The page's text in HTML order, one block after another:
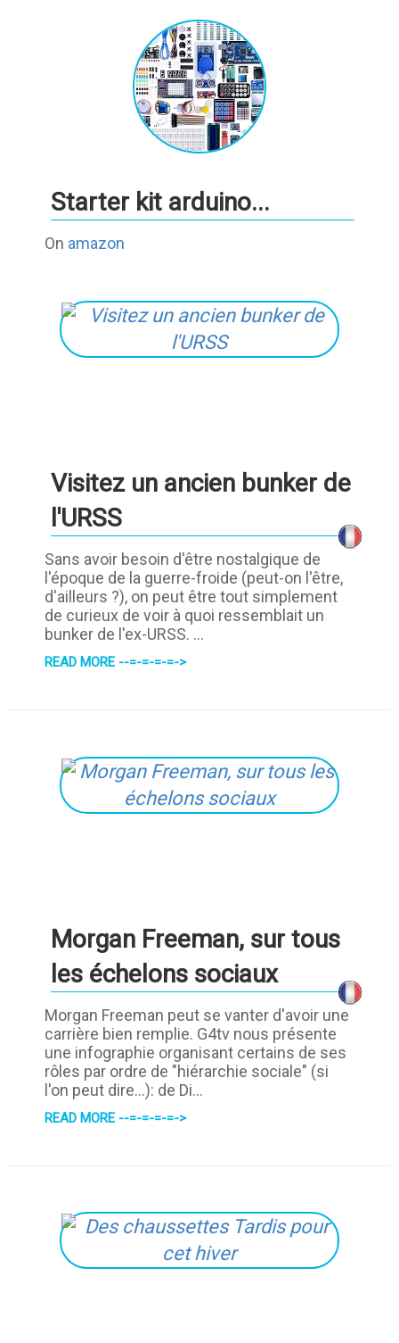
Starter kit arduino...
On amazon
Visitez un ancien bunker de
l'URSS
Sans avoir besoin d'être nostalgique de
l'époque de la guerre-froide (peut-on l'être,
d'ailleurs ?), on peut être tout simplement
de curieux de voir à quoi ressemblait un
bunker de l'ex-URSS. ...
READ MORE --=-=-=-=->
Morgan Freeman, sur tous
les échelons sociaux
Morgan Freeman peut se vanter d'avoir une
carrière bien remplie. G4tv nous présente
une infographie organisant certains de ses
rôles par ordre de "hiérarchie sociale" (si
l'on peut dire...): de Di...
READ MORE --=-=-=-=->